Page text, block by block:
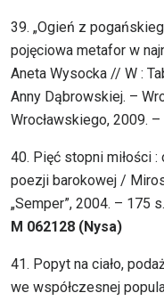
39. „Ogień z
pojęciowa metafor w
Aneta Wysocka // W :
Anny Dąbrowskiej. –
Wrocławskiego, 2009.
40. Pięć stopni miłości
poezji barokowej /
„Semper”, 2004. – 175
M 062128 (Nysa)
41. Popyt na ciało,
we współczesnej